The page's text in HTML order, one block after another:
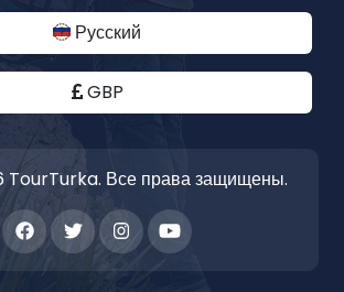
Русский
GBP
TourTurka. Все права защищены.